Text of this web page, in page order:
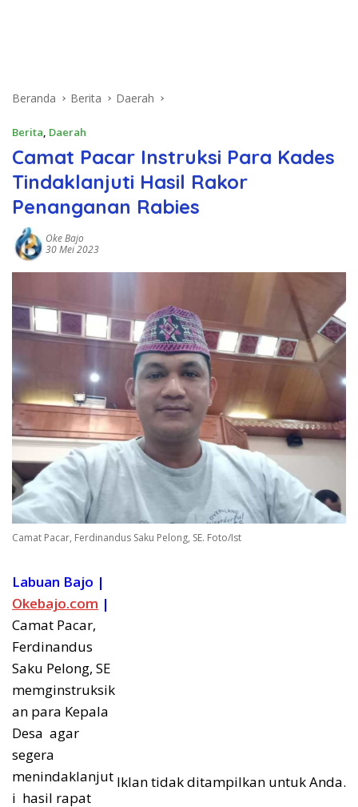
Beranda Berita Daerah
Berita, Daerah
Camat Pacar Instruksi Para Kades
Tindaklanjuti Hasil Rakor
Penanganan Rabies
Oke Bajo
30 Mei 2023
Camat Pacar, Ferdinandus Saku Pelong, SE. Foto/Ist
Iklan tidak ditampilkan untuk Anda.
Labuan Bajo |
Okebajo.com |
Camat Pacar,
Ferdinandus
Saku Pelong, SE
memginstruksik
an para Kepala
Desa agar
segera
menindaklanjut
i hasil rapat